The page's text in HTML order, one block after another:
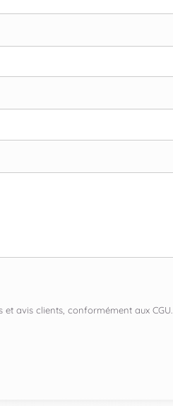
avis clients, conformément aux CGU.